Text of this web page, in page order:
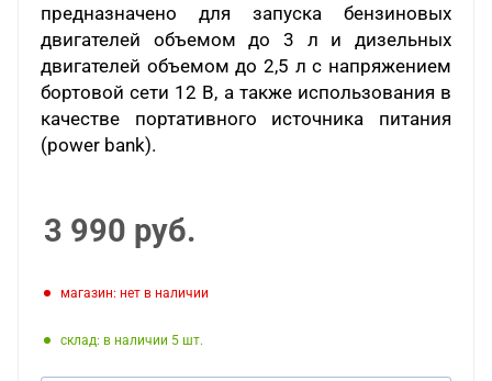
предназначено для запуска бензиновых
двигателей объемом до 3 л и дизельных
двигателей объемом до 2,5 л с напряжением
бортовой сети 12 В, а также использования в
качестве портативного источника питания
(power bank).
3 990 руб.
Магазин: нет в наличии
Склад: в наличии 5